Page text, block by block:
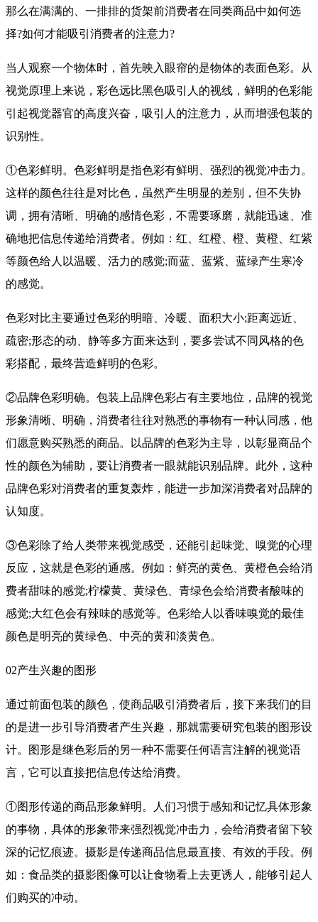
那么在满满的、一排排的货架前消费者在同类商品中如何选
择?如何才能吸引消费者的注意力?
当人观察一个物体时，首先映入眼帘的是物体的表面色彩。从
视觉原理上来说，彩色远比黑色吸引人的视线，鲜明的色彩能
引起视觉器官的高度兴奋，吸引人的注意力，从而增强包装的
识别性。
①色彩鲜明。色彩鲜明是指色彩有鲜明、强烈的视觉冲击力。
这样的颜色往往是对比色，虽然产生明显的差别，但不失协
调，拥有清晰、明确的感情色彩，不需要琢磨，就能迅速、准
确地把信息传递给消费者。例如：红、红橙、橙、黄橙、红紫
等颜色给人以温暖、活力的感觉;而蓝、蓝紫、蓝绿产生寒冷
的感觉。
色彩对比主要通过色彩的明暗、冷暖、面积大小;距离远近、
疏密;形态的动、静等多方面来达到，要多尝试不同风格的色
彩搭配，最终营造鲜明的色彩。
②品牌色彩明确。包装上品牌色彩占有主要地位，品牌的视觉
形象清晰、明确，消费者往往对熟悉的事物有一种认同感，他
们愿意购买熟悉的商品。以品牌的色彩为主导，以彰显商品个
性的颜色为辅助，要让消费者一眼就能识别品牌。此外，这种
品牌色彩对消费者的重复轰炸，能进一步加深消费者对品牌的
认知度。
③色彩除了给人类带来视觉感受，还能引起味觉、嗅觉的心理
反应，这就是色彩的通感。例如：鲜亮的黄色、黄橙色会给消
费者甜味的感觉;柠檬黄、黄绿色、青绿色会给消费者酸味的
感觉;大红色会有辣味的感觉等。色彩给人以香味嗅觉的最佳
颜色是明亮的黄绿色、中亮的黄和淡黄色。
02产生兴趣的图形
通过前面包装的颜色，使商品吸引消费者后，接下来我们的目
的是进一步引导消费者产生兴趣，那就需要研究包装的图形设
计。图形是继色彩后的另一种不需要任何语言注解的视觉语
言，它可以直接把信息传达给消费。
①图形传递的商品形象鲜明。人们习惯于感知和记忆具体形象
的事物，具体的形象带来强烈视觉冲击力，会给消费者留下较
深的记忆痕迹。摄影是传递商品信息最直接、有效的手段。例
如：食品类的摄影图像可以让食物看上去更诱人，能够引起人
们购买的冲动。